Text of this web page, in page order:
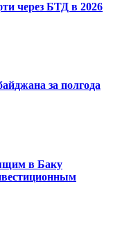
через БТД в 2026
за полгода
в Баку